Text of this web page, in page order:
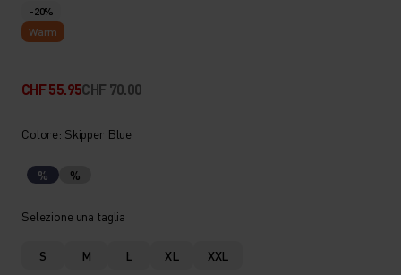
-20%
Warm
CHF 55.95CHF 70.00
Colore: Skipper Blue
% %
Selezione una taglia
S M L XL XXL